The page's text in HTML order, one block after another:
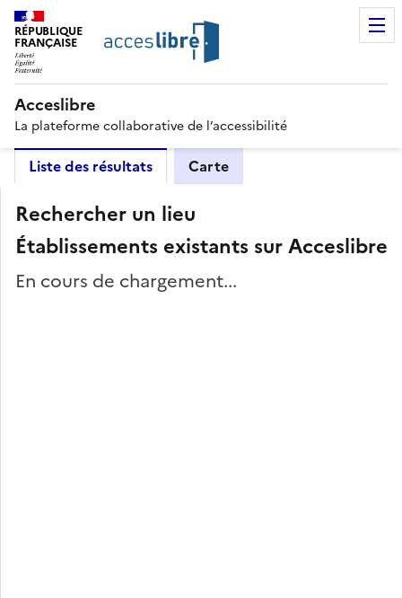
RÉPUBLIQUE
FRANÇAISE
Acceslibre
La plateforme collaborative de l’accessibilité
Liste des résultats Carte
Rechercher un lieu
Établissements existants sur Acceslibre
En cours de chargement...